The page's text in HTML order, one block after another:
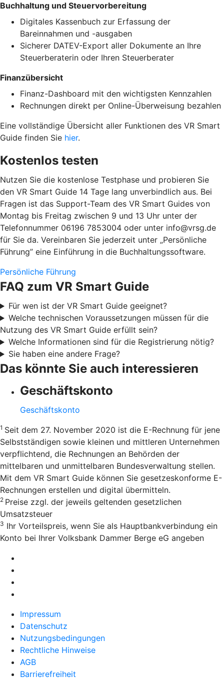
Buchhaltung und Steuervorbereitung
Digitales Kassenbuch zur Erfassung der
Bareinnahmen und -ausgaben
Sicherer DATEV-Export aller Dokumente an Ihre
Steuerberaterin oder Ihren Steuerberater
Finanzübersicht
Finanz-Dashboard mit den wichtigsten Kennzahlen
Rechnungen direkt per Online-Überweisung bezahlen
Eine vollständige Übersicht aller Funktionen des VR Smart
Guide finden Sie hier.
Kostenlos testen
Nutzen Sie die kostenlose Testphase und probieren Sie
den VR Smart Guide 14 Tage lang unverbindlich aus. Bei
Fragen ist das Support-Team des VR Smart Guides von
Montag bis Freitag zwischen 9 und 13 Uhr unter der
Telefonnummer 06196 7853004 oder unter info@vrsg.de
für Sie da. Vereinbaren Sie jederzeit unter „Persönliche
Führung” eine Einführung in die Buchhaltungssoftware.
Persönliche Führung
FAQ zum VR Smart Guide
Für wen ist der VR Smart Guide geeignet?
Welche technischen Voraussetzungen müssen für die
Nutzung des VR Smart Guide erfüllt sein?
Welche Informationen sind für die Registrierung nötig?
Sie haben eine andere Frage?
Das könnte Sie auch interessieren
Geschäftskonto
Geschäftskonto
1 Seit dem 27. November 2020 ist die E-Rechnung für jene
Selbstständigen sowie kleinen und mittleren Unternehmen
verpflichtend, die Rechnungen an Behörden der
mittelbaren und unmittelbaren Bundesverwaltung stellen.
Mit dem VR Smart Guide können Sie gesetzeskonforme E-
Rechnungen erstellen und digital übermitteln.
2 Preise zzgl. der jeweils geltenden gesetzlichen
Umsatzsteuer
3 Ihr Vorteilspreis, wenn Sie als Hauptbankverbindung ein
Konto bei Ihrer Volksbank Dammer Berge eG angeben
Impressum
Datenschutz
Nutzungsbedingungen
Rechtliche Hinweise
AGB
Barrierefreiheit